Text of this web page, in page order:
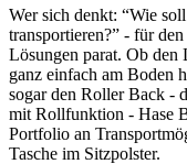
Wer sich denkt: “Wie
transportieren?” - für
Lösungen parat. Ob den
ganz einfach am Boden
sogar den Roller Back -
mit Rollfunktion - Hase
Portfolio an
Tasche im Sitzpolster.